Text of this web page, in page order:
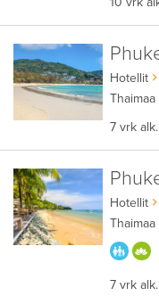
Hotellit
Thaimaa
7 vrk alk.
Hotellit
Thaimaa
7 vrk alk.